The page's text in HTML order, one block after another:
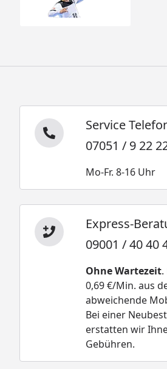
Service
07051 / 9 22
Mo-Fr. 8-16 Uhr
Express-
09001 / 40 40
Ohne Wartezeit.
0,69 €/Min. aus
abweichende
Bei einer
erstatten wir
Gebühren.